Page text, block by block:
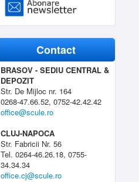
Contact
BRASOV - SEDIU CENTRAL &
DEPOZIT
Str. De Mijloc nr. 164
0268-47.66.52, 0752-42.42.42
office@scule.ro
CLUJ-NAPOCA
Str. Fabricii Nr. 56
Tel. 0264-46.26.18, 0755-
34.34.34
office.cj@scule.ro